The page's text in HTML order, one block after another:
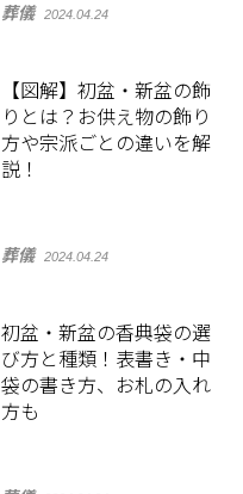
葬儀 2024.04.24
【図解】初盆・新盆の飾
りとは？お供え物の飾り
方や宗派ごとの違いを解
説！
葬儀 2024.04.24
初盆・新盆の香典袋の選
び方と種類！表書き・中
袋の書き方、お札の入れ
方も